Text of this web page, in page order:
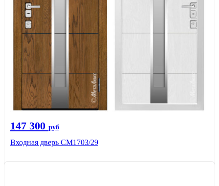
147 300 руб
Входная дверь СМ1703/29